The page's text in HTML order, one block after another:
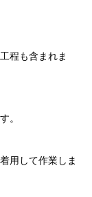
程も含まれま
。
用して作業しま